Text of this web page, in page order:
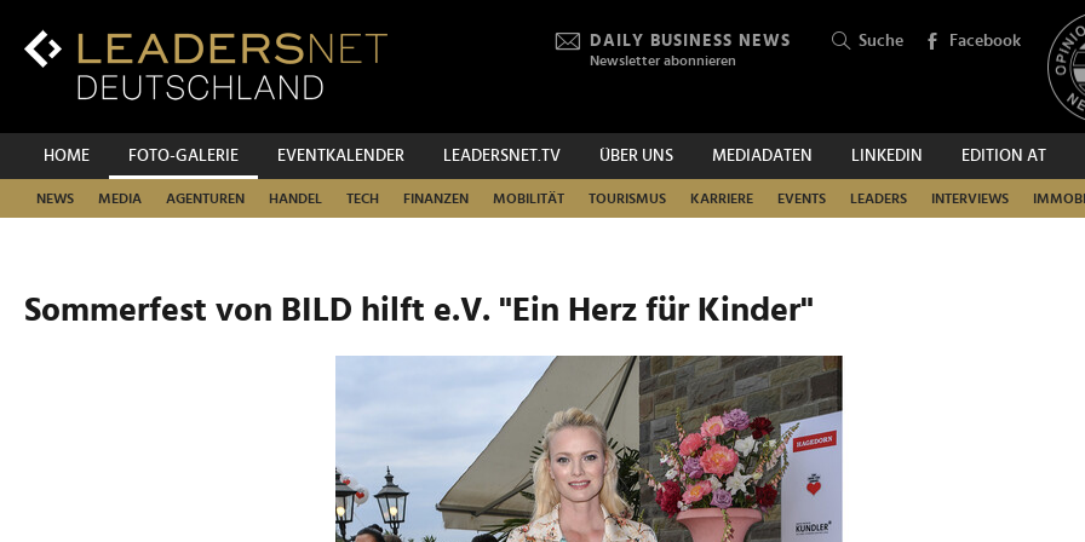
Inhalt
Hauptnavigation
DAILY BUSINESS NEWS
Newsletter abonnieren
Suche Facebook
HOME FOTO-GALERIE EVENTKALENDER LEADERSNET.TV ÜBER UNS MEDIADATEN LINKEDIN EDITION AT
NEWS MEDIA AGENTUREN HANDEL TECH FINANZEN MOBILITÄT TOURISMUS KARRIERE EVENTS LEADERS INTERVIEWS
SUCHEN
Sommerfest von BILD hilft e.V. "Ein Herz für Kinder"